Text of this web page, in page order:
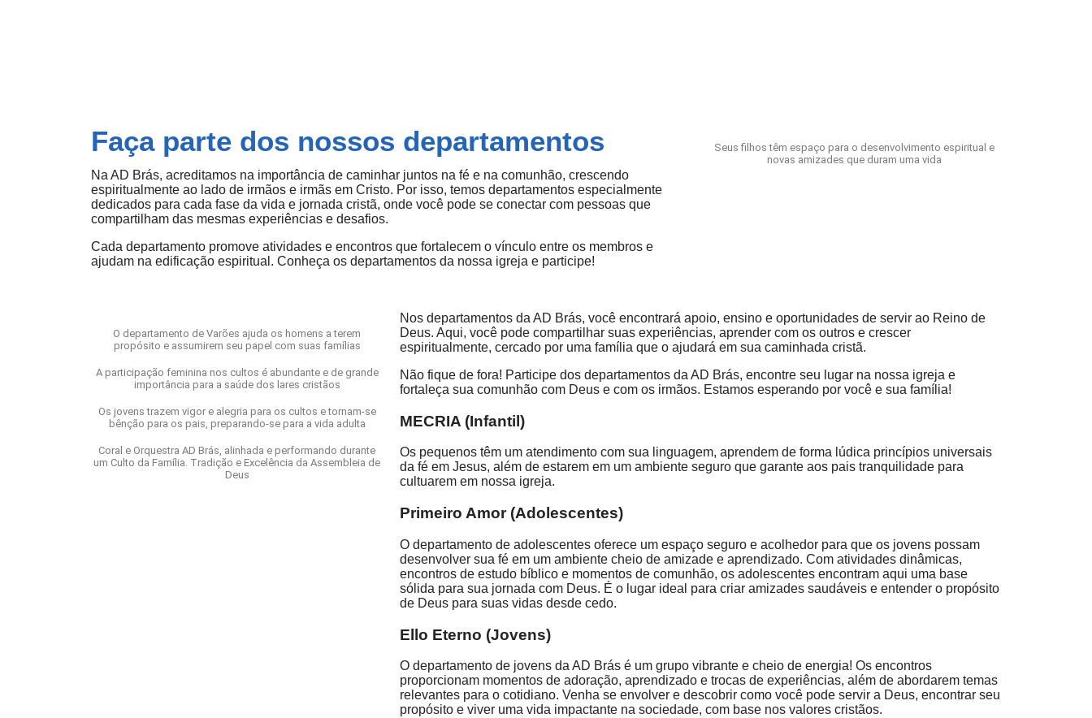
Faça parte dos nossos departamentos
Na AD Brás, acreditamos na importância de caminhar juntos na fé e na comunhão, crescendo
espiritualmente ao lado de irmãos e irmãs em Cristo. Por isso, temos departamentos especialmente
dedicados para cada fase da vida e jornada cristã, onde você pode se conectar com pessoas que
compartilham das mesmas experiências e desafios.
Cada departamento promove atividades e encontros que fortalecem o vínculo entre os membros e
ajudam na edificação espiritual. Conheça os departamentos da nossa igreja e participe!
Seus filhos têm espaço para o desenvolvimento espiritual e
novas amizades que duram uma vida
O departamento de Varões ajuda os homens a terem
propósito e assumirem seu papel com suas famílias
A participação feminina nos cultos é abundante e de grande
importância para a saúde dos lares cristãos
Os jovens trazem vigor e alegria para os cultos e tornam-se
bênção para os pais, preparando-se para a vida adulta
Coral e Orquestra AD Brás, alinhada e performando durante
um Culto da Família. Tradição e Excelência da Assembleia de
Deus
Nos departamentos da AD Brás, você encontrará apoio, ensino e oportunidades de servir ao Reino de
Deus. Aqui, você pode compartilhar suas experiências, aprender com os outros e crescer
espiritualmente, cercado por uma família que o ajudará em sua caminhada cristã.
Não fique de fora! Participe dos departamentos da AD Brás, encontre seu lugar na nossa igreja e
fortaleça sua comunhão com Deus e com os irmãos. Estamos esperando por você e sua família!
MECRIA (Infantil)
Os pequenos têm um atendimento com sua linguagem, aprendem de forma lúdica princípios universais
da fé em Jesus, além de estarem em um ambiente seguro que garante aos pais tranquilidade para
cultuarem em nossa igreja.
Primeiro Amor (Adolescentes)
O departamento de adolescentes oferece um espaço seguro e acolhedor para que os jovens possam
desenvolver sua fé em um ambiente cheio de amizade e aprendizado. Com atividades dinâmicas,
encontros de estudo bíblico e momentos de comunhão, os adolescentes encontram aqui uma base
sólida para sua jornada com Deus. É o lugar ideal para criar amizades saudáveis e entender o propósito
de Deus para suas vidas desde cedo.
Ello Eterno (Jovens)
O departamento de jovens da AD Brás é um grupo vibrante e cheio de energia! Os encontros
proporcionam momentos de adoração, aprendizado e trocas de experiências, além de abordarem temas
relevantes para o cotidiano. Venha se envolver e descobrir como você pode servir a Deus, encontrar seu
propósito e viver uma vida impactante na sociedade, com base nos valores cristãos.